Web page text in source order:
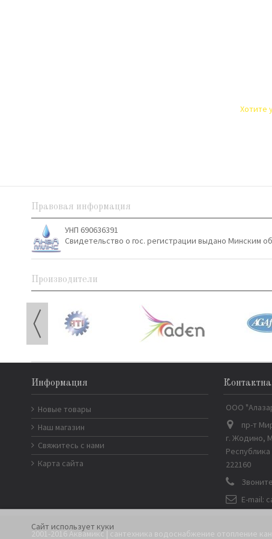
Хотите
Правовая информация
УНП 690636391
Свидетельство о гос. регистрации выдано Минским
Производители
Информация
Новые товары
Наш магазин
Свяжитесь с нами
Карта сайта
ООО
пр-т
г. Жодино,
222160
E-mail:
2001-2016 Аквамикс | сантехника водоснабжение отопление
Сайт использует куки